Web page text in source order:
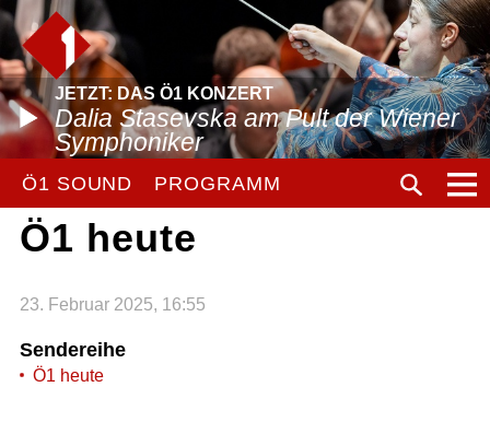
JETZT: DAS Ö1 KONZERT
Dalia Stasevska am Pult der Wiener
Symphoniker
Ö1 SOUND PROGRAMM
Ö1 heute
23. Februar 2025, 16:55
Sendereihe
Ö1 heute